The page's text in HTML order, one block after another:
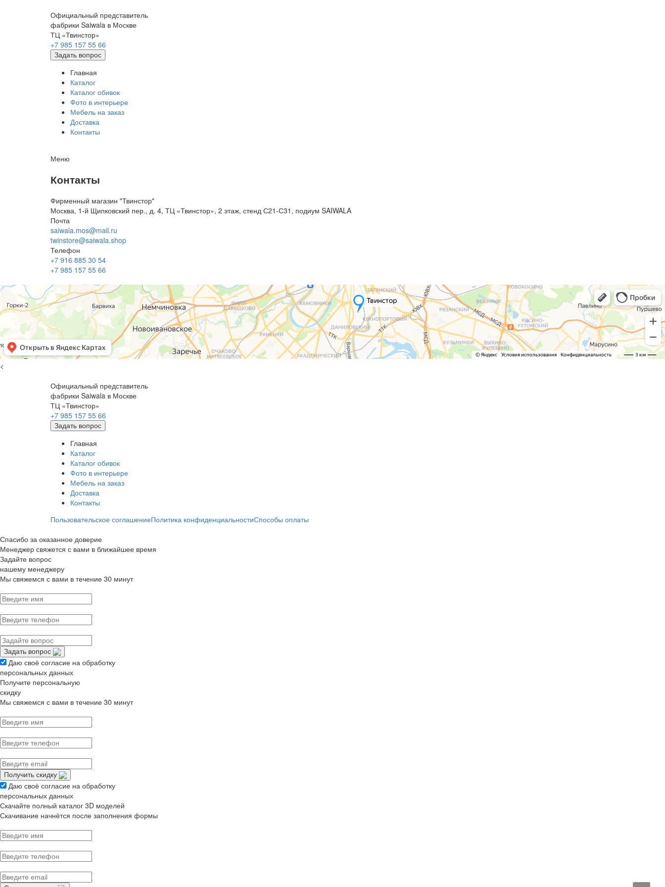
Официальный представитель
фабрики Saiwala в Москве
ТЦ «Твинстор»
+7 985 157 55 66
Задать вопрос
Главная
Каталог
Каталог обивок
Фото в интерьере
Мебель на заказ
Доставка
Контакты
Меню
Контакты
Фирменный магазин "Твинстор"
Москва, 1-й Щипковский пер., д. 4, ТЦ «Твинстор», 2 этаж, стенд С21-С31, подиум SAIWALA
Почта
saiwala.mos@mail.ru
twinstore@saiwala.shop
Телефон
+7 916 885 30 54
+7 985 157 55 66
<
Официальный представитель
фабрики Saiwala в Москве
ТЦ «Твинстор»
+7 985 157 55 66
Задать вопрос
Главная
Каталог
Каталог обивок
Фото в интерьере
Мебель на заказ
Доставка
Контакты
Пользовательское соглашениеПолитика конфиденциальностиСпособы оплаты
Спасибо за оказанное доверие
Менеджер свяжется с вами в ближайшее время
Задайте вопрос
нашему менеджеру
Мы свяжемся с вами в течение 30 минут
Задать вопрос
Даю своё согласие на обработку
персональных данных
Получите персональную
скидку
Мы свяжемся с вами в течение 30 минут
Получить скидку
Даю своё согласие на обработку
персональных данных
Скачайте полный каталог 3D моделей
Скачивание начнётся после заполнения формы